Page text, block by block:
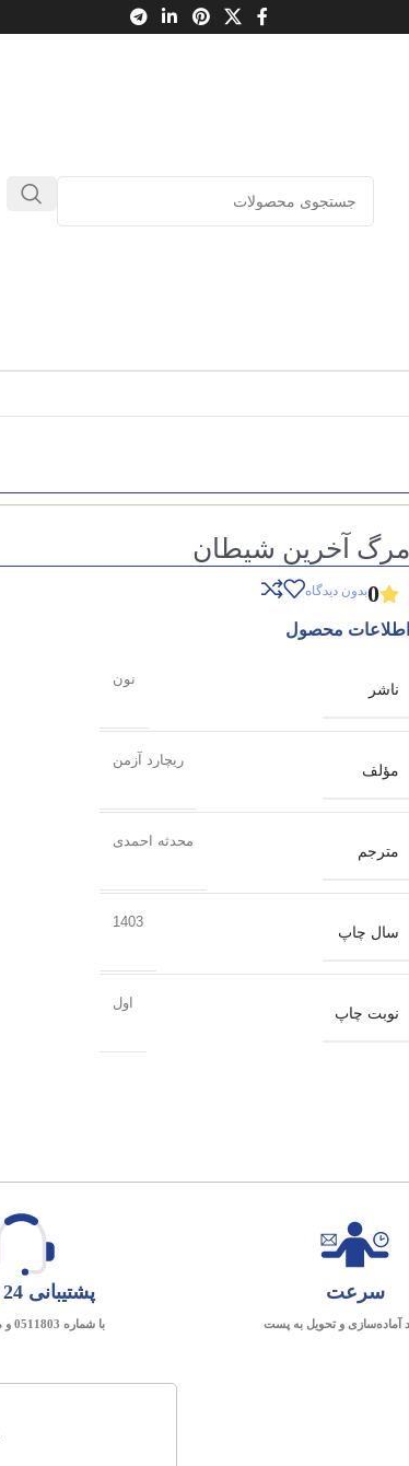
مرگ آخرین شیطان
0بدون دیدگاه
اطلاعات محصول
ناشر
نون
مؤلف
ریچارد آزمن
مترجم
محدثه احمدی
سال چاپ
1403
نوبت چاپ
اول
سرعت
آماده‌سازی و تحویل به پست
پشتیبانی 24 ساعته
با شماره 0511803 و مکالمه برخط